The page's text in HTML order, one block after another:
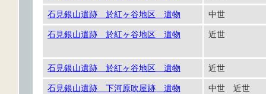
石見銀山遺跡 於紅ヶ谷地区 遺物 中世
石見銀山遺跡 於紅ヶ谷地区 遺物 近世
石見銀山遺跡 於紅ヶ谷地区 遺物 近世
石見銀山遺跡 下河原吹屋跡 遺物 中世 近世